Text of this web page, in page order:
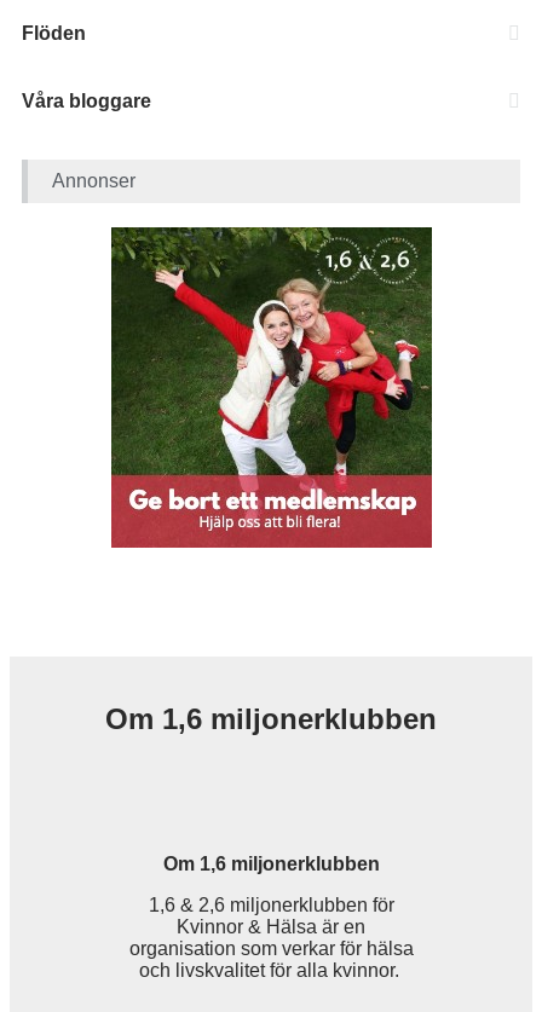
Flöden
Våra bloggare
Annonser
Om 1,6 miljonerklubben
Om 1,6 miljonerklubben
1,6 & 2,6 miljonerklubben för
Kvinnor & Hälsa är en
organisation som verkar för hälsa
och livskvalitet för alla kvinnor.